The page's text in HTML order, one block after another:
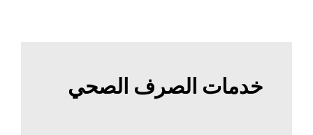
خدمات الصرف الصحي